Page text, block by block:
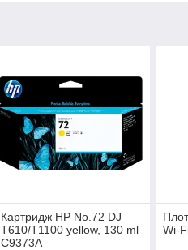
Картридж HP No.72 DJ
T610/T1100 yellow, 130 ml
C9373A
Wi-